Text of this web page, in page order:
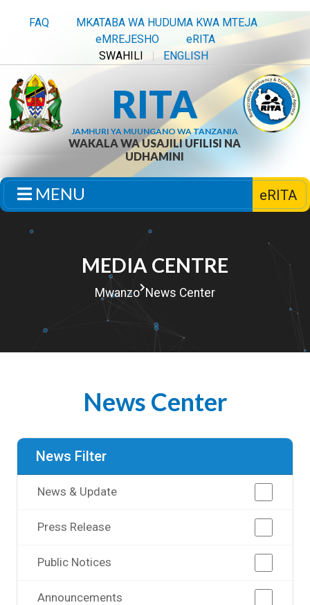
FAQ
MKATABA WA HUDUMA KWA MTEJA
eMREJESHO
eRITA
SWAHILI
ENGLISH
RITA
JAMHURI YA MUUNGANO WA TANZANIA
WAKALA WA USAJILI UFILISI NA
UDHAMINI
MENU eRITA
MEDIA CENTRE
Mwanzo News Center
News Center
News Filter
News & Update
Press Release
Public Notices
Announcements